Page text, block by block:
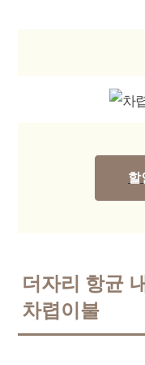
할
더자리 항균
차렵이불